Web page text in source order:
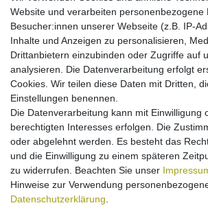
Akku Li-Polymer für Becker
Professional Transit Ready
8,95 € *
In den
inkl. ges. MwSt.
Akku Li-Polymer für Becker
(ersetzt SR584450P)
8,95 € *
In den
Website und verarbeiten personenbezogene
Besucher:innen unserer Webseite (z.B. IP-
Inhalte und Anzeigen zu personalisieren,
Drittanbietern einzubinden oder Zugriffe auf
analysieren. Die Datenverarbeitung erfolgt
Cookies. Wir teilen diese Daten mit Dritten,
Einstellungen benennen.
Die Datenverarbeitung kann mit Einwilligung
berechtigten Interesses erfolgen. Die
oder abgelehnt werden. Es besteht das
und die Einwilligung zu einem späteren
zu widerrufen. Beachten Sie unser
Hinweise zur Verwendung
Daten­schutz­erklärung